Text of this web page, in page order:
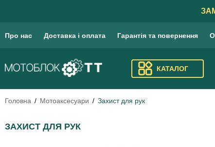
Про нас Доставка і оплата Гарантія та повернення
КАТАЛОГ
Головна Мотоаксесуари Захист для рук
ЗАХИСТ ДЛЯ РУК